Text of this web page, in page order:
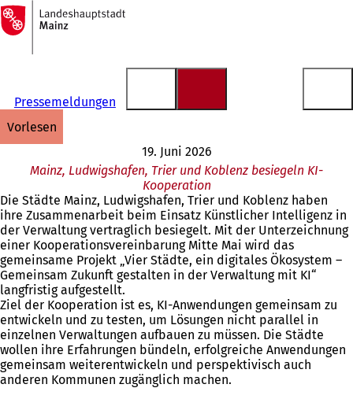
Inhalt anspringen
Zur
Startseite
Pressemeldungen
vorlesen
19. Juni 2026
Mainz, Ludwigshafen, Trier und Koblenz besiegeln KI-
Kooperation
Die Städte Mainz, Ludwigshafen, Trier und Koblenz haben
ihre Zusammenarbeit beim Einsatz Künstlicher Intelligenz in
der Verwaltung vertraglich besiegelt. Mit der Unterzeichnung
einer Kooperationsvereinbarung Mitte Mai wird das
gemeinsame Projekt „Vier Städte, ein digitales Ökosystem –
Gemeinsam Zukunft gestalten in der Verwaltung mit KI“
langfristig aufgestellt.
Ziel der Kooperation ist es, KI-Anwendungen gemeinsam zu
entwickeln und zu testen, um Lösungen nicht parallel in
einzelnen Verwaltungen aufbauen zu müssen. Die Städte
wollen ihre Erfahrungen bündeln, erfolgreiche Anwendungen
gemeinsam weiterentwickeln und perspektivisch auch
anderen Kommunen zugänglich machen.